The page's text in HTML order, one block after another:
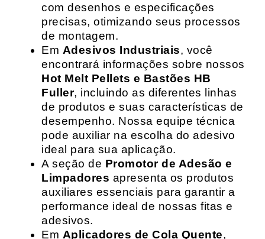
com desenhos e especificações
precisas, otimizando seus processos
de montagem.
Em Adesivos Industriais, você
encontrará informações sobre nossos
Hot Melt Pellets e Bastões HB
Fuller, incluindo as diferentes linhas
de produtos e suas características de
desempenho. Nossa equipe técnica
pode auxiliar na escolha do adesivo
ideal para sua aplicação.
A seção de Promotor de Adesão e
Limpadores apresenta os produtos
auxiliares essenciais para garantir a
performance ideal de nossas fitas e
adesivos.
Em Aplicadores de Cola Quente,